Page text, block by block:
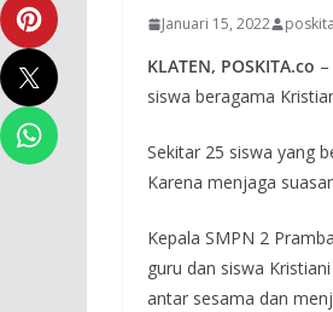
Januari 15, 2022
KLATEN, POSKITA.co
siswa beragama
Sekitar 25 siswa yang
Karena menjaga
Kepala SMPN 2
guru dan siswa
antar sesama dan